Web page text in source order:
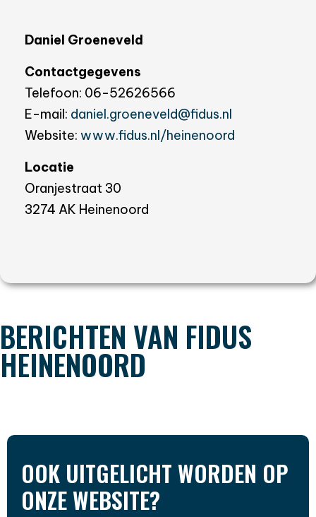
Daniel Groeneveld
Contactgegevens
Telefoon: 06-52626566
E-mail: daniel.groeneveld@fidus.nl
Website: www.fidus.nl/heinenoord
Locatie
Oranjestraat 30
3274 AK Heinenoord
BERICHTEN VAN FIDUS
HEINENOORD
OOK UITGELICHT WORDEN OP
ONZE WEBSITE?